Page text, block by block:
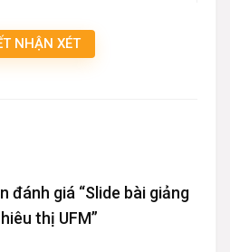
NHẬN XÉT
đánh giá “Slide bài giảng
thị UFM”